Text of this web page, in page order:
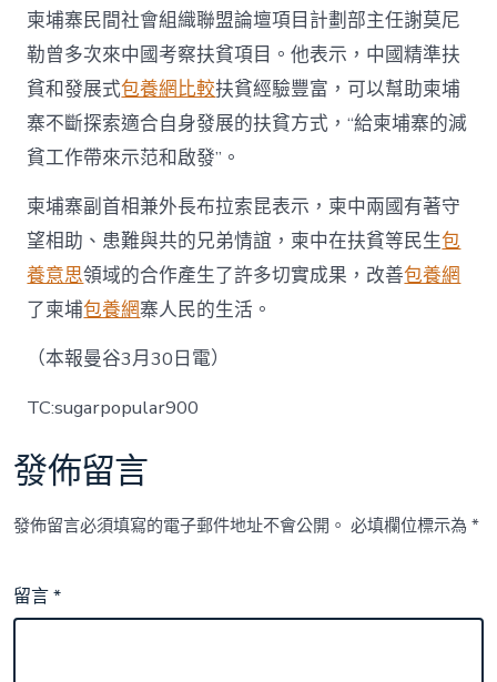
柬埔寨民間社會組織聯盟論壇項目計劃部主任謝莫尼
勒曾多次來中國考察扶貧項目。他表示，中國精準扶
貧和發展式包養網比較扶貧經驗豐富，可以幫助柬埔
寨不斷探索適合自身發展的扶貧方式，“給柬埔寨的減
貧工作帶來示范和啟發”。
柬埔寨副首相兼外長布拉索昆表示，柬中兩國有著守
望相助、患難與共的兄弟情誼，柬中在扶貧等民生包
養意思領域的合作產生了許多切實成果，改善包養網
了柬埔包養網寨人民的生活。
（本報曼谷3月30日電）
TC:sugarpopular900
發佈留言
發佈留言必須填寫的電子郵件地址不會公開。 必填欄位標示為*
留言*